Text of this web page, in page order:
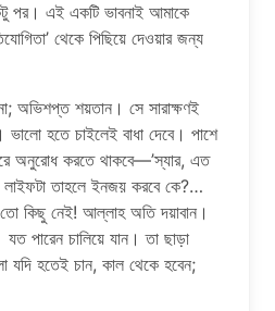
এই একটি ভাবনাই আমাকে
থেকে পিছিয়ে দেওয়ার জন্য
অভিশপ্ত শয়তান। সে সারাক্ষণই
হতে চাইলেই বাধা দেবে। পাশে
অনুরোধ করতে থাকবে—’স্যার, এত
লাইফটা তাহলে ইনজয় করবে কে?…
কিছু নেই! আল্লাহ অতি দয়াবান।
যত পারেন চালিয়ে যান। তা ছাড়া
হতেই চান, কাল থেকে হবেন;